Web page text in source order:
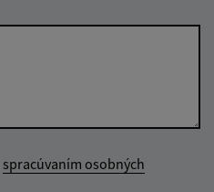
spracúvaním osobných